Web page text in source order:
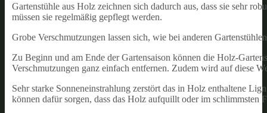
Gartenstühle aus Holz zeichnen sich dadurch aus, dass sie sehr
müssen sie regelmäßig gepflegt werden.
Grobe Verschmutzungen lassen sich, wie bei anderen
Zu Beginn und am Ende der Gartensaison können die Holz-
Verschmutzungen ganz einfach entfernen. Zudem wird auf diese
Sehr starke Sonneneinstrahlung zerstört das in Holz enthaltene
können dafür sorgen, dass das Holz aufquillt oder im schlimmsten